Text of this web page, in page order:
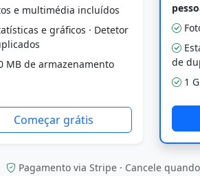
e multimédia incluídos
e gráficos · Detetor
MB de armazenamento
Começar grátis
de
1
Pagamento via Stripe · Cancele